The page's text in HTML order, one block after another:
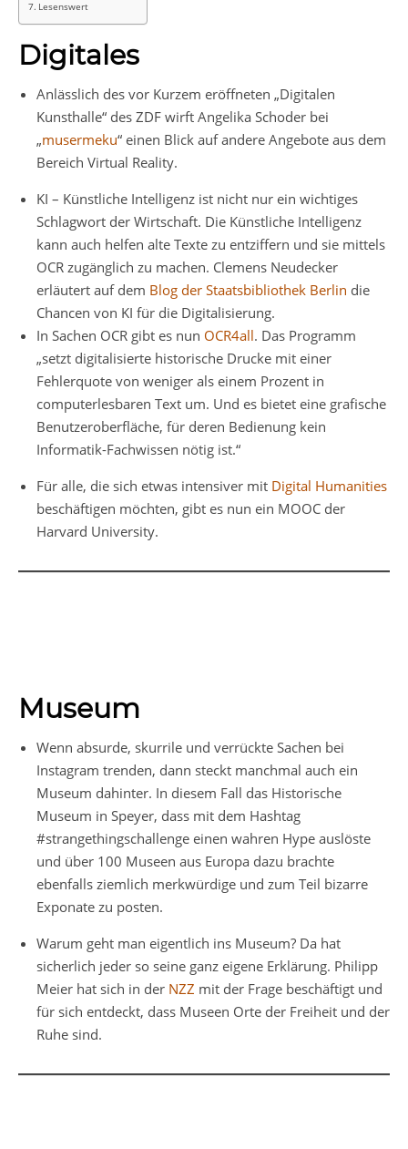
Lesenswert
Digitales
Anlässlich des vor Kurzem eröffneten „Digitalen
Kunsthalle“ des ZDF wirft Angelika Schoder bei
„musermeku“ einen Blick auf andere Angebote aus dem
Bereich Virtual Reality.
KI – Künstliche Intelligenz ist nicht nur ein wichtiges
Schlagwort der Wirtschaft. Die Künstliche Intelligenz
kann auch helfen alte Texte zu entziffern und sie mittels
OCR zugänglich zu machen. Clemens Neudecker
erläutert auf dem Blog der Staatsbibliothek Berlin die
Chancen von KI für die Digitalisierung.
In Sachen OCR gibt es nun OCR4all. Das Programm
„setzt digitalisierte historische Drucke mit einer
Fehlerquote von weniger als einem Prozent in
computerlesbaren Text um. Und es bietet eine grafische
Benutzeroberfläche, für deren Bedienung kein
Informatik-Fachwissen nötig ist.“
Für alle, die sich etwas intensiver mit Digital Humanities
beschäftigen möchten, gibt es nun ein MOOC der
Harvard University.
Museum
Wenn absurde, skurrile und verrückte Sachen bei
Instagram trenden, dann steckt manchmal auch ein
Museum dahinter. In diesem Fall das Historische
Museum in Speyer, dass mit dem Hashtag
#strangethingschallenge einen wahren Hype auslöste
und über 100 Museen aus Europa dazu brachte
ebenfalls ziemlich merkwürdige und zum Teil bizarre
Exponate zu posten.
Warum geht man eigentlich ins Museum? Da hat
sicherlich jeder so seine ganz eigene Erklärung. Philipp
Meier hat sich in der NZZ mit der Frage beschäftigt und
für sich entdeckt, dass Museen Orte der Freiheit und der
Ruhe sind.